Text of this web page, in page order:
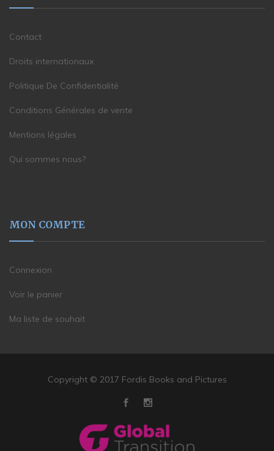
Contact
Droits internationaux
Politique De Confidentialité
Conditions Générales de vente
Mentions légales
Qui sommes nous?
MON COMPTE
Connexion
Voir le panier
Ma liste de souhait
Copyright © 2017 Fordis Books and Pictures